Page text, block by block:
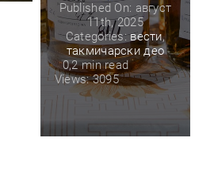
Published On: август
11th, 2025
Categories:вести,
такмичарски део
0,2 min read
Views: 3095